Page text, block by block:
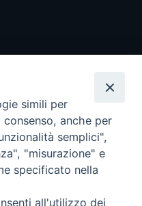
i diritti riservati - Vita
simili per
anche per
semplici",
"misurazione" e
specificato nella
all'utilizzo dei